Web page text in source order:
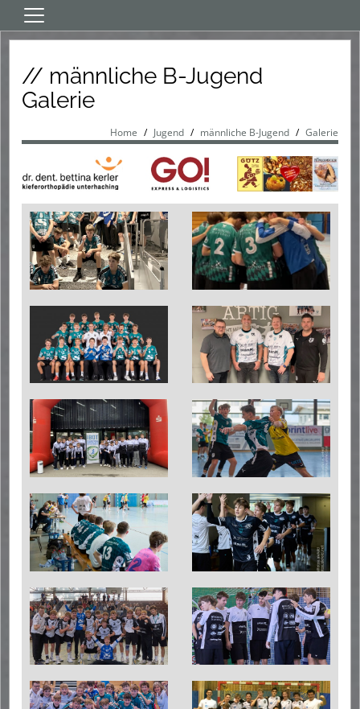
Aktive
Jugend
Events
HT fördern
App/Download/Links/LIVE
HT-Shop
Sommercamp 2026
// männliche B-Jugend
Galerie
Home Jugend männliche B-Jugend Galerie